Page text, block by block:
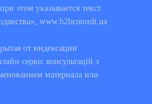
этом указывается текст
www.b2bconsult.ua
от индексации
сервіс консультацій з
материала или